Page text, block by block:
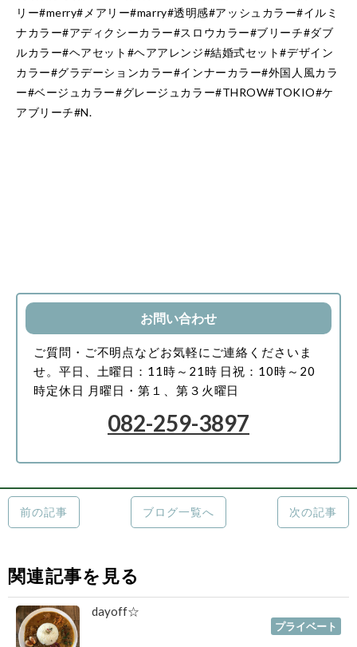
リー#merry#メアリー#marry#透明感#アッシュカラー#イルミ
ナカラー#アディクシーカラー#スロウカラー#ブリーチ#ダブ
ルカラー#ヘアセット#ヘアアレンジ#結婚式セット#デザイン
カラー#グラデーションカラー#インナーカラー#外国人風カラ
ー#ベージュカラー#グレージュカラー#THROW#TOKIO#ケ
アブリーチ#N.
お問い合わせ
ご質問・ご不明点などお気軽にご連絡くださいま
せ。 平日、土曜日：11時～21時 日祝：10時～20
時定休日 月曜日・第１、第３火曜日
082-259-3897
前の記事 ブログ一覧へ 次の記事
関連記事を見る
dayoff☆
プライベート